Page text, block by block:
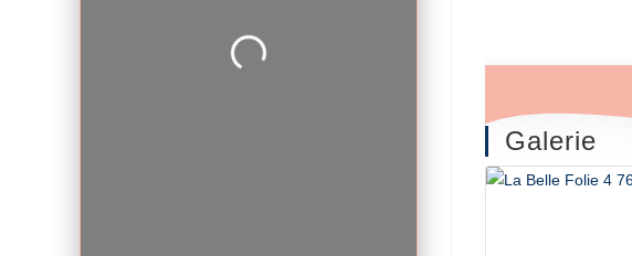
Galerie
Loading...